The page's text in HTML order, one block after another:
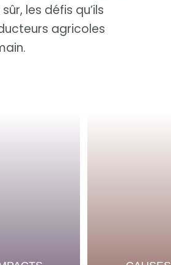
les défis qu’ils
agricoles